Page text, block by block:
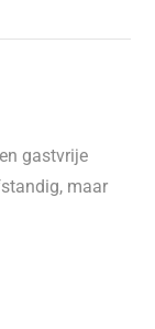
gastvrije
maar